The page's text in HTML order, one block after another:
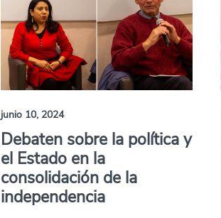
junio 10, 2024
Debaten sobre la política y
el Estado en la
consolidación de la
independencia